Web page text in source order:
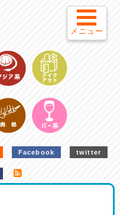
Facebook twitter
メニュー